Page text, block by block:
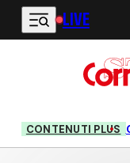
Vai al contenuto
LIVE
CONTENUTI PLUS